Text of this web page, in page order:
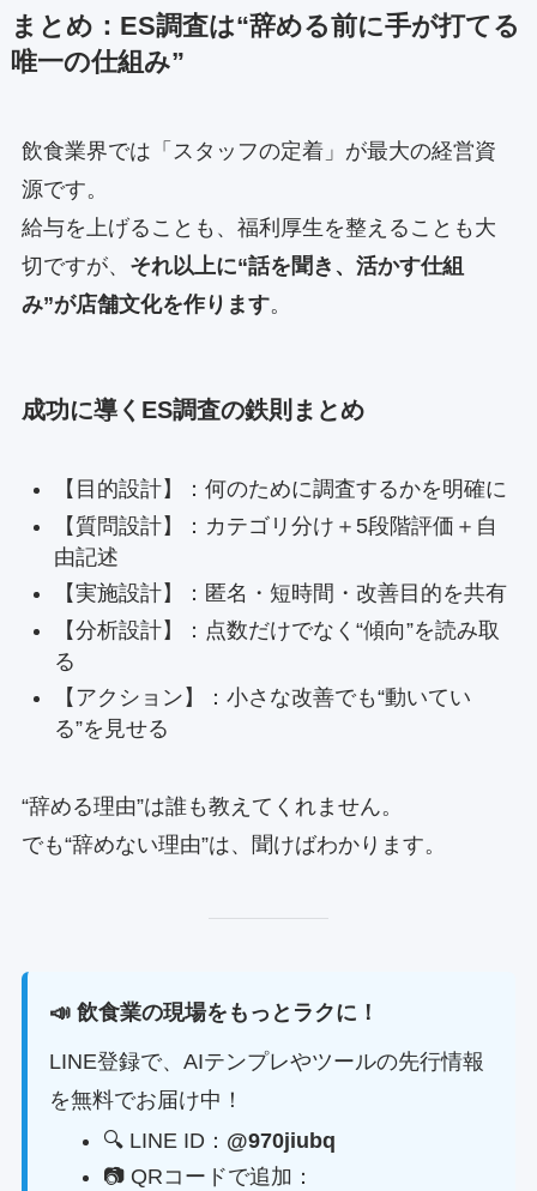
まとめ：ES調査は“辞める前に手が打てる
唯一の仕組み”
飲食業界では「スタッフの定着」が最大の経営資
源です。
給与を上げることも、福利厚生を整えることも大
切ですが、 それ以上に“話を聞き、活かす仕組
み”が店舗文化を作ります。
成功に導くES調査の鉄則まとめ
【目的設計】：何のために調査するかを明確に
【質問設計】：カテゴリ分け＋5段階評価＋自
由記述
【実施設計】：匿名・短時間・改善目的を共有
【分析設計】：点数だけでなく“傾向”を読み取
る
【アクション】：小さな改善でも“動いてい
る”を見せる
“辞める理由”は誰も教えてくれません。
でも“辞めない理由”は、聞けばわかります。
📣 飲食業の現場をもっとラクに！
LINE登録で、AIテンプレやツールの先行情報
を無料でお届け中！
🔍 LINE ID： @970jiubq
📷 QRコードで追加：